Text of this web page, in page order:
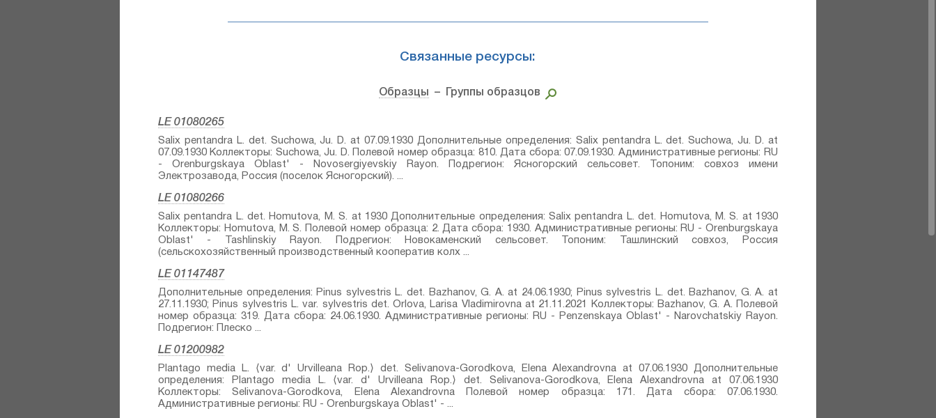
Связанные ресурсы:
Образцы – Группы образцов
LE 01080265
Salix pentandra L.⁣ det. Suchowa, Ju. D. at 07.09.1930 Дополнительные определения: Salix pentandra L.⁣ det. Suchowa, Ju. D. at
07.09.1930 Коллекторы: Suchowa, Ju. D. Полевой номер образца: 810. Дата сбора: 07.09.1930. Административные регионы: RU
- Orenburgskaya Oblast' - Novosergiyevskiy Rayon. Подрегион: Ясногорский сельсовет. Топоним: совхоз имени
Электрозавода, Россия (поселок Ясногорский). ...
LE 01080266
Salix pentandra L.⁣ det. Homutova, M. S. at 1930 Дополнительные определения: Salix pentandra L.⁣ det. Homutova, M. S. at 1930
Коллекторы: Homutova, M. S. Полевой номер образца: 2. Дата сбора: 1930. Административные регионы: RU - Orenburgskaya
Oblast' - Tashlinskiy Rayon. Подрегион: Новокаменский сельсовет. Топоним: Ташлинский совхоз, Россия
(сельскохозяйственный производственный кооператив колх ...
LE 01147487
Дополнительные определения: Pinus sylvestris L.⁣ det. Bazhanov, G. A. at 24.06.1930; Pinus sylvestris L.⁣ det. Bazhanov, G. A. at
27.11.1930; Pinus sylvestris L. var. sylvestris⁣ det. Orlova, Larisa Vladimirovna at 21.11.2021 Коллекторы: Bazhanov, G. A. Полевой
номер образца: 319. Дата сбора: 24.06.1930. Административные регионы: RU - Penzenskaya Oblast' - Narovchatskiy Rayon.
Подрегион: Плеско ...
LE 01200982
Plantago media L.⁣ ⟨var. d' Urvilleana Rop.⟩ det. Selivanova-Gorodkova, Elena Alexandrovna at 07.06.1930 Дополнительные
определения: Plantago media L.⁣ ⟨var. d' Urvilleana Rop.⟩ det. Selivanova-Gorodkova, Elena Alexandrovna at 07.06.1930
Коллекторы: Selivanova-Gorodkova, Elena Alexandrovna Полевой номер образца: 171. Дата сбора: 07.06.1930.
Административные регионы: RU - Orenburgskaya Oblast' - ...